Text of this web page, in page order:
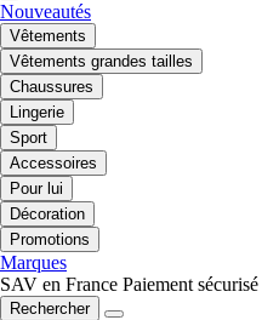
Nouveautés
Vêtements
Vêtements grandes tailles
Chaussures
Lingerie
Sport
Accessoires
Pour lui
Décoration
Promotions
Marques
SAV en France Paiement sécurisé
Rechercher